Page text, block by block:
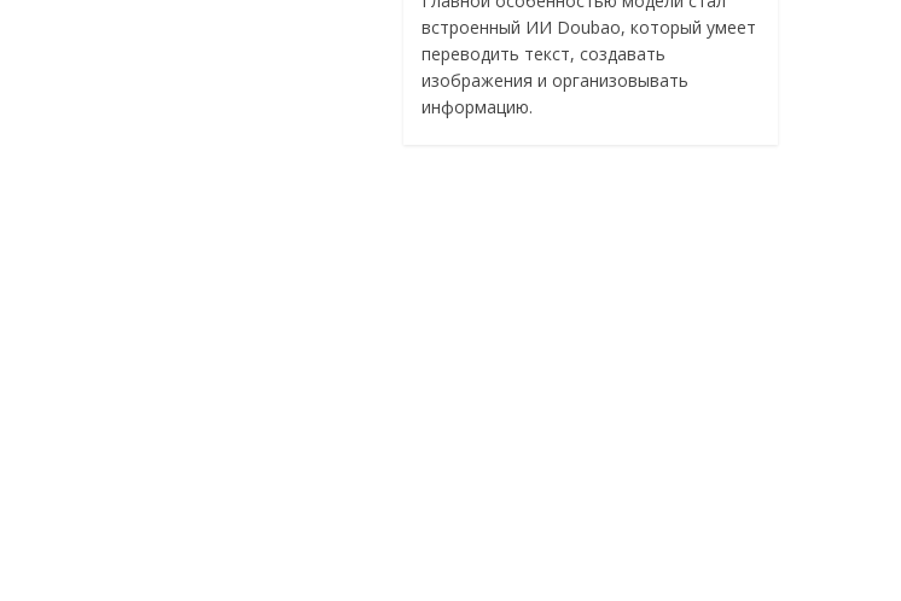
встроенный ИИ Doubao, который умеет
переводить текст, создавать
изображения и организовывать
информацию.